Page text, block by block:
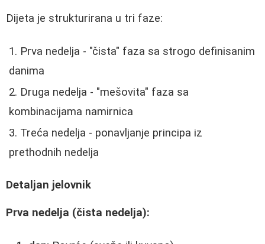
Dijeta je strukturirana u tri faze:
Prva nedelja - "čista" faza sa strogo definisanim
danima
Druga nedelja - "mešovita" faza sa
kombinacijama namirnica
Treća nedelja - ponavljanje principa iz
prethodnih nedelja
Detaljan jelovnik
Prva nedelja (čista nedelja):